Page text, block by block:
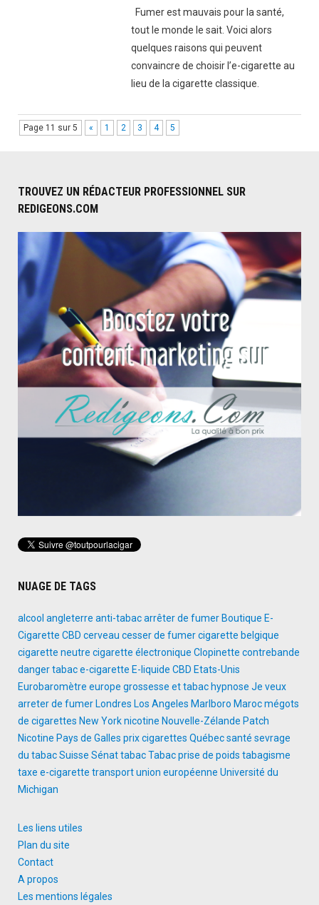
Fumer est mauvais pour la santé,
tout le monde le sait. Voici alors
quelques raisons qui peuvent
convaincre de choisir l’e-cigarette au
lieu de la cigarette classique.
Page 11 sur 5 « 1 2 3 4 5
TROUVEZ UN RÉDACTEUR PROFESSIONNEL SUR
REDIGEONS.COM
NUAGE DE TAGS
alcool angleterre anti-tabacarrêter de fumer Boutique E-
Cigarette CBD cerveau cesser de fumercigarette belgique
cigarette neutre cigarette électronique Clopinette contrebande
danger tabace-cigarette E-liquide CBD Etats-Unis
Eurobaromètre europe grossesse et tabac hypnose Je veux
arreter de fumer Londres Los Angeles Marlboro Marocmégots
de cigarettes New Yorknicotine Nouvelle-Zélande Patch
Nicotine Pays de Galles prix cigarettes Québecsanté sevrage
du tabacSuisse SénattabacTabac prise de poids tabagisme
taxe e-cigarette transportunion européenne Université du
Michigan
Les liens utiles
Plan du site
Contact
A propos
Les mentions légales